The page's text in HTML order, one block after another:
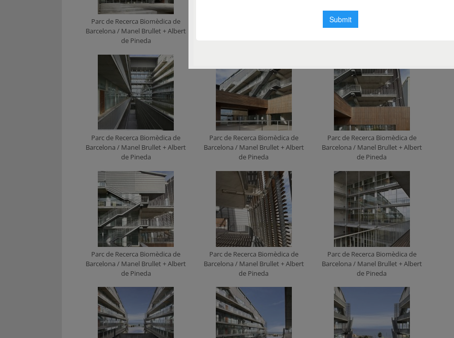
Parc de Recerca Biomèdica de
Barcelona / Manel Brullet + Albert
de Pineda
Parc de Recerca Biomèdica de
Barcelona / Manel Brullet + Albert
Parc de Recerca Biomèdica de
Barcelona / Manel Brullet + Albert
de Pineda
Parc de Recerca Biomèdica de
Barcelona / Manel Brullet + Albert
de Pineda
Parc de Recerca Biomèdica de
Barcelona / Manel Brullet + Albert
de Pineda
Parc de Recerca Biomèdica de
Barcelona / Manel Brullet + Albert
de Pineda
Parc de Recerca Biomèdica de
Barcelona / Manel Brullet + Albert
de Pineda
Parc de Recerca Biomèdica de
Barcelona / Manel Brullet + Albert
de Pineda